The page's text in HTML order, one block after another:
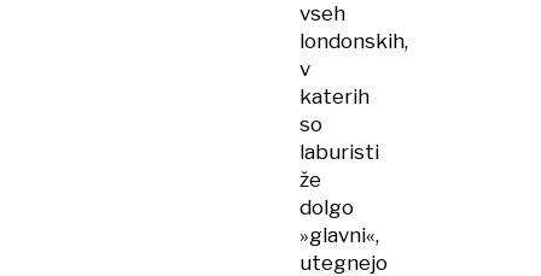
vseh
londonskih,
v
katerih
so
laburisti
že
dolgo
»glavni«,
utegnejo